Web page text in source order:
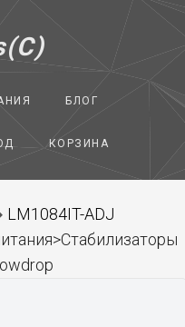
БЛОГ
КОРЗИНА
LM1084IT-ADJ